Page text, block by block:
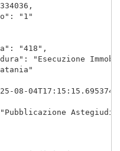
"1"
"418",
"Esecuzione
08-